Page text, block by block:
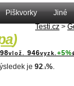
Piškvorky
Jiné
Testi.cz >
)
vlož. 946vyzk. +5%
je 92 .1%.